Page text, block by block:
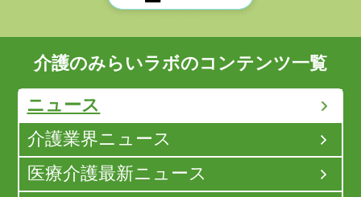
介護のみらいラボのコンテンツ一覧
ニュース
介護業界ニュース
医療介護最新ニュース